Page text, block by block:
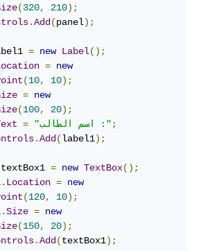
(320, 210);
.Add(panel);
= new Label();
=
new
(10, 10);
=
new
(100, 20);
= "اسم الطالب :";
.Add(label1);
textBox1 = new TextBox();
.Location =
new
(120, 10);
.Size =
new
(150, 20);
.Add(textBox1);